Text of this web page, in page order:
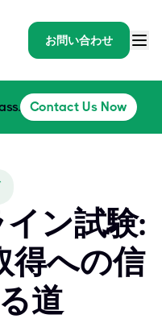
お問い合わせ
Contact Us Now
ン試験:
得への信
道